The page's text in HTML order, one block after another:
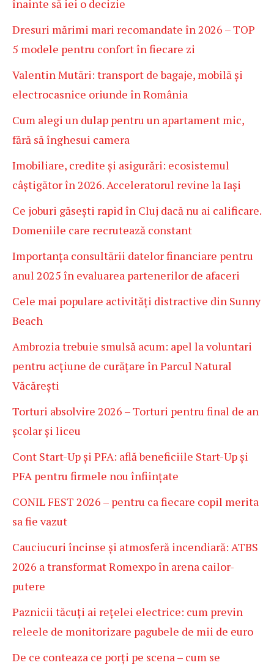
înainte să iei o decizie
Dresuri mărimi mari recomandate în 2026 – TOP
5 modele pentru confort în fiecare zi
Valentin Mutări: transport de bagaje, mobilă și
electrocasnice oriunde în România
Cum alegi un dulap pentru un apartament mic,
fără să înghesui camera
Imobiliare, credite și asigurări: ecosistemul
câștigător în 2026. Acceleratorul revine la Iași
Ce joburi găsești rapid în Cluj dacă nu ai calificare.
Domeniile care recrutează constant
Importanța consultării datelor financiare pentru
anul 2025 în evaluarea partenerilor de afaceri
Cele mai populare activități distractive din Sunny
Beach
Ambrozia trebuie smulsă acum: apel la voluntari
pentru acțiune de curățare în Parcul Natural
Văcărești
Torturi absolvire 2026 – Torturi pentru final de an
școlar și liceu
Cont Start-Up și PFA: află beneficiile Start-Up și
PFA pentru firmele nou înființate
CONIL FEST 2026 – pentru ca fiecare copil merita
sa fie vazut
Cauciucuri încinse și atmosferă incendiară: ATBS
2026 a transformat Romexpo în arena cailor-
putere
Paznicii tăcuți ai rețelei electrice: cum previn
releele de monitorizare pagubele de mii de euro
De ce conteaza ce porți pe scena – cum se